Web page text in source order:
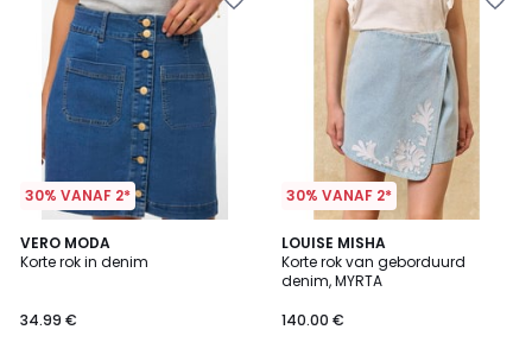
30% VANAF 2*
VERO MODA
Korte rok in denim
34.99 €
30% VANAF 2*
LOUISE MISHA
Korte rok van geborduurd
denim, MYRTA
140.00 €